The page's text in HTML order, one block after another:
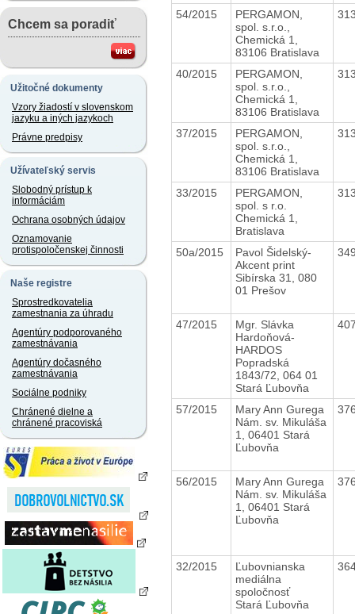
Chcem sa poradiť
Užitočné dokumenty
Vzory žiadostí v slovenskom
jazyku a iných jazykoch
Právne predpisy
Užívateľský servis
Slobodný prístup k
informáciám
Ochrana osobných údajov
Oznamovanie
protispoločenskej činnosti
Naše registre
Sprostredkovatelia
zamestnania za úhradu
Agentúry podporovaného
zamestnávania
Agentúry dočasného
zamestnávania
Sociálne podniky
Chránené dielne a
chránené pracoviská
54/2015
PERGAMON,
spol. s.r.o.,
Chemická 1,
83106 Bratislava
40/2015
PERGAMON,
spol. s.r.o.,
Chemická 1,
83106 Bratislava
37/2015
PERGAMON,
spol. s.r.o.,
Chemická 1,
83106 Bratislava
33/2015
PERGAMON,
spol. s r.o.
Chemická 1,
Bratislava
50a/2015
Pavol Šidelský-
Akcent print
Sibírska 31, 080
01 Prešov
47/2015
Mgr. Slávka
Hardoňová-
HARDOS
Popradská
1843/72, 064 01
Stará Ľubovňa
57/2015
Mary Ann Gurega
Nám. sv. Mikuláša
1, 06401 Stará
Ľubovňa
56/2015
Mary Ann Gurega
Nám. sv. Mikuláša
1, 06401 Stará
Ľubovňa
32/2015
Ľubovnianska
mediálna
spoločnosť
Stará Ľubovňa